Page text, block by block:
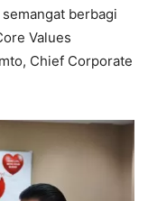
berbagi
Values
Chief Corporate